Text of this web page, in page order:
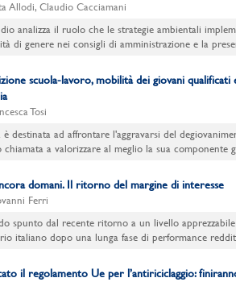
Allodi, Claudio Cacciamani
analizza il ruolo che le strategie ambientali
di genere nei consigli di amministrazione e la
scuola-lavoro, mobilità dei giovani
Tosi
è destinata ad affrontare l'aggravarsi del
chiamata a valorizzare al meglio la sua componente
domani. Il ritorno del margine di interesse
Ferri
spunto dal recente ritorno a un livello
italiano dopo una lunga fase di performance
il regolamento Ue per l’antiriciclaggio: